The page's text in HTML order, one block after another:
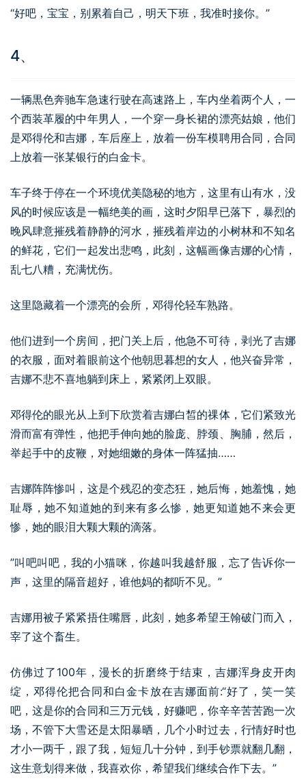
“好吧，宝宝，别累着自己，明天下班，我准时接你。”
4、
一辆黒色奔驰车急速行驶在高速路上，车内坐着两个人，一
个西装革履的中年男人，一个穿一身长裙的漂亮姑娘，他们
是邓得伦和吉娜，车后座上，放着一份车模聘用合同，合同
上放着一张某银行的白金卡。
车子终于停在一个环境优美隐秘的地方，这里有山有水，没
风的时候应该是一幅绝美的画，这时夕阳早已落下，暴烈的
晚风肆意摧残着静静的河水，摧残着岸边的小树林和不知名
的鲜花，它们一起发出悲鸣，此刻，这幅画像吉娜的心情，
乱七八糟，充满忧伤。
这里隐藏着一个漂亮的会所，邓得伦轻车熟路。
他们进到一个房间，把门关上后，他急不可待，剥光了吉娜
的衣服，面对着眼前这个他朝思暮想的女人，他兴奋异常，
吉娜不悲不喜地躺到床上，紧紧闭上双眼。
邓得伦的眼光从上到下欣赏着吉娜白皙的祼体，它们紧致光
滑而富有弹性，他把手伸向她的脸庞、脖颈、胸脯，然后，
举起手中的皮鞭，对她细嫩的身体一阵猛抽……
吉娜阵阵惨叫，这是个残忍的变态狂，她后悔，她羞愧，她
耻辱，她不知道她的到来有多么惨，她更知道她不来会更
惨，她的眼泪大颗大颗的滴落。
”叫吧叫吧，我的小猫咪，你越叫我越舒服，忘了告诉你一
声，这里的隔音超好，谁他妈的都听不见。”
吉娜用被子紧紧捂住嘴唇，此刻，她多希望王翰破门而入，
宰了这个畜生。
仿佛过了100年，漫长的折磨终于结束，吉娜浑身皮开肉
绽，邓得伦把合同和白金卡放在吉娜面前:“好了，笑一笑
吧，这是你的合同和三万元钱，好赚吧，你辛辛苦苦跑一次
场，不管下大雪还是太阳暴晒，几个小时过去，行情好时也
才小一两千，跟了我，短短几十分钟，到手钞票就翻几翻，
这生意划得来做，我喜欢你，希望我们继续合作下去。”